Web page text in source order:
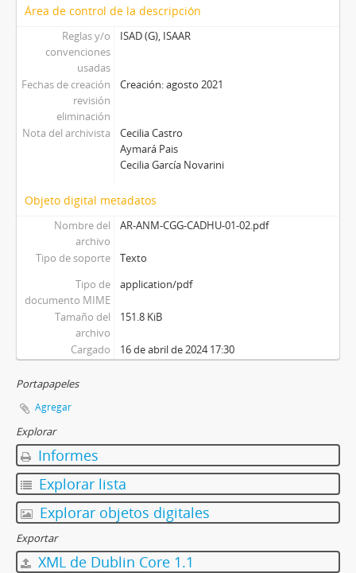
Área de control de la descripción
Reglas y/o
convenciones
usadas
ISAD (G), ISAAR
Fechas de creación
revisión
eliminación
Creación: agosto 2021
Nota del archivista
Cecilia Castro
Aymará Pais
Cecilia García Novarini
Objeto digital metadatos
Nombre del
archivo
AR-ANM-CGG-CADHU-01-02.pdf
Tipo de soporte
Texto
Tipo de
documento MIME
application/pdf
Tamaño del
archivo
151.8 KiB
Cargado 16 de abril de 2024 17:30
Portapapeles
Agregar
Explorar
Informes
Explorar lista
Explorar objetos digitales
Exportar
XML de Dublin Core 1.1